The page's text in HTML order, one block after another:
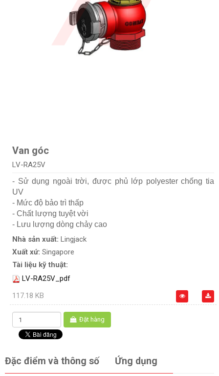
Van góc
LV-RA25V
- Sử dụng ngoài trời, được phủ lớp polyester chống tia
UV
- Mức độ bảo trì thấp
- Chất lượng tuyệt vời
- Lưu lượng dòng chảy cao
Nhà sản xuất: Lingjack
Xuất xứ: Singapore
Tài liệu kỹ thuật:
LV-RA25V_pdf
117.18 KB
Đặt hàng
Đặc điểm và thông số Ứng dụng